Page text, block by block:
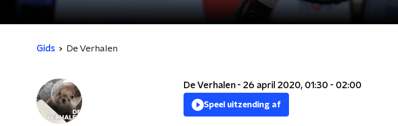
Gids De Verhalen
De Verhalen - 26 april 2020, 01:30 - 02:00
Speel uitzending af